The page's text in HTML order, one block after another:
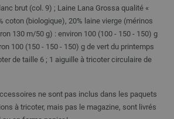
brut (col. 9) ; Laine Lana Grossa qualité «
coton (biologique), 20% laine vierge (mérinos
130 m/50 g) : environ 100 (100 - 150 - 150) g
100 (150 - 150 - 150) g de vert du printemps
de taille 6 ; 1 aiguille à tricoter circulaire de
ne sont pas inclus dans les paquets
à tricoter, mais pas le magazine, sont livrés